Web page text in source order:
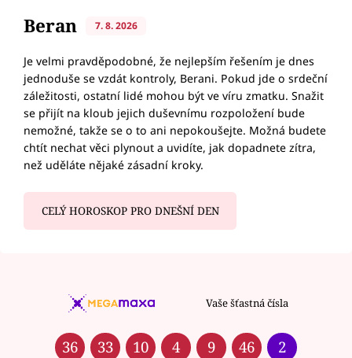
Beran 7. 8. 2026
Je velmi pravděpodobné, že nejlepším řešením je dnes
jednoduše se vzdát kontroly, Berani. Pokud jde o srdeční
záležitosti, ostatní lidé mohou být ve víru zmatku. Snažit
se přijít na kloub jejich duševnímu rozpoložení bude
nemožné, takže se o to ani nepokoušejte. Možná budete
chtít nechat věci plynout a uvidíte, jak dopadnete zítra,
než uděláte nějaké zásadní kroky.
CELÝ HOROSKOP PRO DNEŠNÍ DEN
Vaše šťastná čísla
36 33 10 4 9 46 2